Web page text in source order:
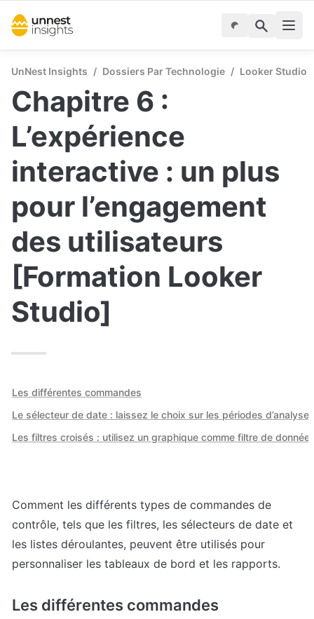
UnNest Insights / Dossiers Par Technologie / Looker Studio
Chapitre 6 :
L’expérience
interactive : un plus
pour l’engagement
des utilisateurs
[Formation Looker
Studio]
Les différentes commandes
Le sélecteur de date : laissez le choix sur les périodes d’analyse
Les filtres croisés : utilisez un graphique comme filtre de donnée
Comment les différents types de commandes de
contrôle, tels que les filtres, les sélecteurs de date et
les listes déroulantes, peuvent être utilisés pour
personnaliser les tableaux de bord et les rapports.
Les différentes commandes